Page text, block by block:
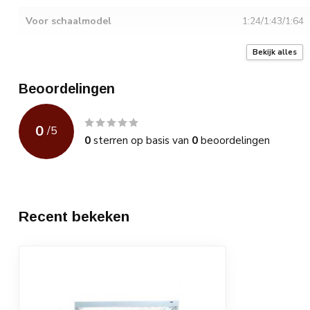
Voor schaalmodel 1:24/1:43/1:64
36cm breed x
Montage nodig
Voeding USB kabel incl. USB kabel
Led verlichting
Bekijk alles
Beoordelingen
0 /5
0sterren op basis van 0beoordelingen
Recent bekeken